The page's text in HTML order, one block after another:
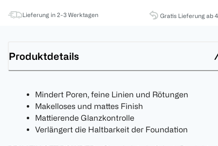
Lieferung in 2-3 Werktagen Gratis Lieferung ab
Produktdetails
Mindert Poren, feine Linien und Rötungen
Makelloses und mattes Finish
Mattierende Glanzkontrolle
Verlängert die Haltbarkeit der Foundation